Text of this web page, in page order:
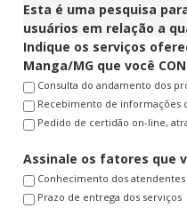
Esta é uma pesquisa
usuários em relação a
Indique os serviços
Manga/MG que você
Consulta do andamento dos
Recebimento de informações
Pedido de certidão on-line,
Assinale os fatores que
Conhecimento dos atendentes
Prazo de entrega dos serviços